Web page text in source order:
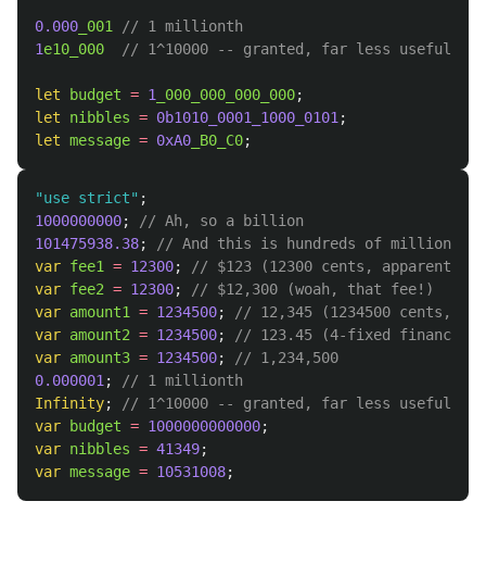
0.000 _001
// 1 millionth
1e10_000 // 1^10000 -- granted, far less useful /
let budget = 1 _000_000_000_000;
let
nibbles = 0b1010_0001_1000_0101 ;
let message = 0xA0 _B0_C0;
"use strict" ;
1000000000;
// Ah, so a billion
101475938.38;
// And this is hundreds of millions
var fee1 = 12300;
// $123 (12300 cents, apparently)
var fee2 = 12300;
// $12,300 (woah, that fee!)
var amount1 = 1234500;
// 12,345 (1234500 cents,
var amount2 = 1234500;
// 123.45 (4-fixed financial)
var amount3 = 1234500;
// 1,234,500
0.000001 ;
// 1 millionth
Infinity;
// 1^10000 -- granted, far less useful /
var
budget = 1000000000000;
var nibbles = 41349;
var message = 10531008;